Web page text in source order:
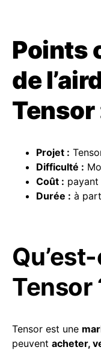
Points
de
Tensor
Projet :
Difficulté :
Coût : payant
Durée : à
Tensor
Tensor est une
peuvent acheter,